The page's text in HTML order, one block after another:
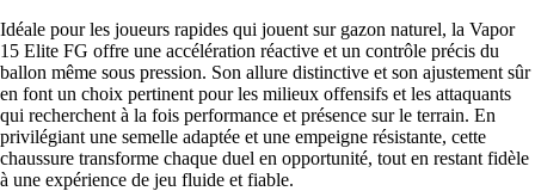
Idéale pour les joueurs rapides qui jouent sur gazon naturel, la Vapor
15 Elite FG offre une accélération réactive et un contrôle précis du
ballon même sous pression. Son allure distinctive et son ajustement sûr
en font un choix pertinent pour les milieux offensifs et les attaquants
qui recherchent à la fois performance et présence sur le terrain. En
privilégiant une semelle adaptée et une empeigne résistante, cette
chaussure transforme chaque duel en opportunité, tout en restant fidèle
à une expérience de jeu fluide et fiable.